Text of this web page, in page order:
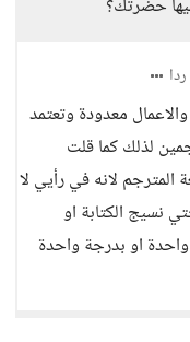
حضرتك؟
معدودة وتعتمد
لذلك كما قلت
لانه في رأيي لا
نسيج الكتابة او
او بدرجة واحدة